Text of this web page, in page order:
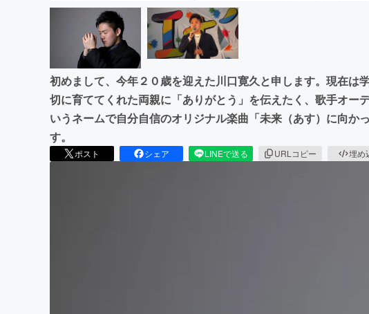
初めまして、今年２０歳を迎えた川口寛久と申します。現在は
切に育ててくれた両親に「ありがとう」を伝えたく、歌手オー
いうネームで自分自信のオリジナル楽曲「未来（あす）に向か
す。
ポスト シェア LINEで送る URLコピー 埋め